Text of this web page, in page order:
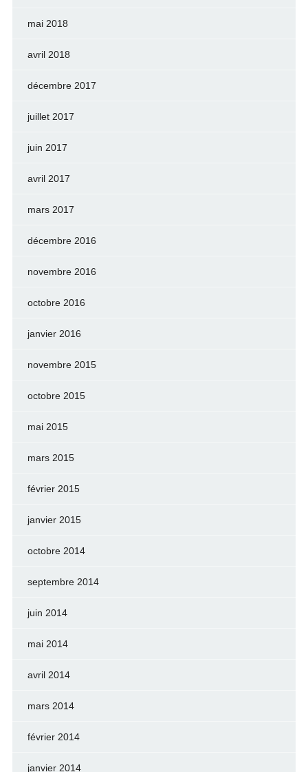
mai 2018
avril 2018
décembre 2017
juillet 2017
juin 2017
avril 2017
mars 2017
décembre 2016
novembre 2016
octobre 2016
janvier 2016
novembre 2015
octobre 2015
mai 2015
mars 2015
février 2015
janvier 2015
octobre 2014
septembre 2014
juin 2014
mai 2014
avril 2014
mars 2014
février 2014
janvier 2014